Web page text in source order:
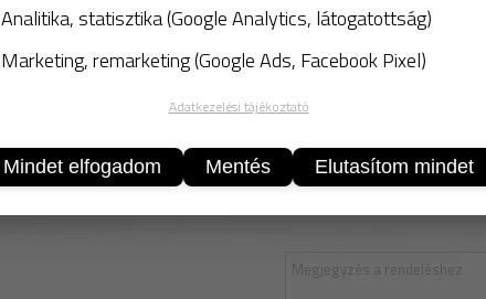
Alkalmazás:
Minden munka
elszennyeződött
működtesse a
segítségével távolítsa
tisztítást. Az
elpárolgott (kb. 10 – 15
Analitika, statisztika (Google Analytics, látogatottság)
Marketing, remarketing (Google Ads, Facebook Pixel)
Adatkezelési tájékoztató
Mindet elfogadom Mentés Elutasítom mindet